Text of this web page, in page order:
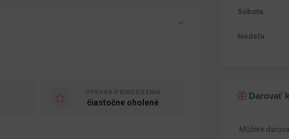
ÚPRAVA PRIRODZENIA
čiastočne oholené
Sobota
Nedeľa
Darovať
Můžete